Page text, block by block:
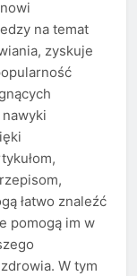
na temat
zyskuje
łatwo znaleźć
pomogą im w
W tym